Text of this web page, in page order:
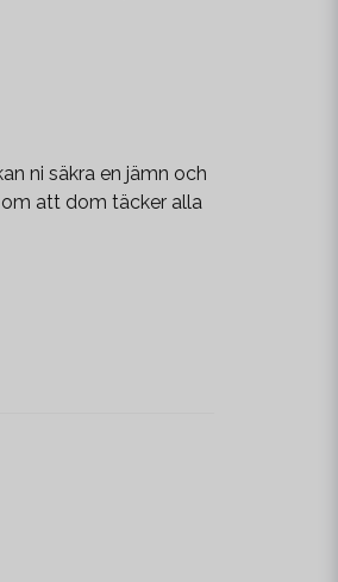
ni säkra en jämn och
att dom täcker alla